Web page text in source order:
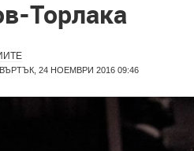
Торлака
24 НОЕМВРИ 2016 09:46